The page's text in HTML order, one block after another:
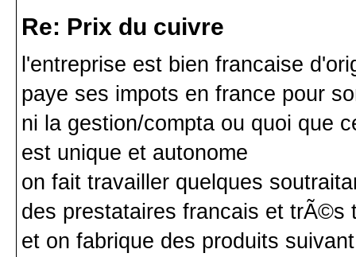
Re: Prix du cuivre
l'entreprise est bien francaise
paye ses impots en france pour
ni la gestion/compta ou quoi que
est unique et autonome
on fait travailler quelques
des prestataires francais et trÃ©s
et on fabrique des produits